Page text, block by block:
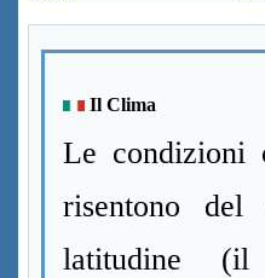
Il Clima
Le condizioni
risentono del
latitudine